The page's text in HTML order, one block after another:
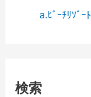
a.ﾋﾞｰﾁﾘｿﾞｰﾄ
検索